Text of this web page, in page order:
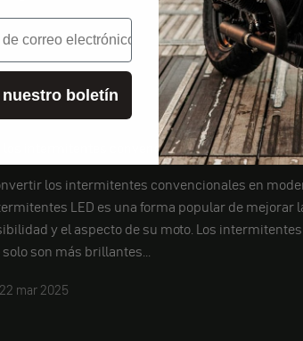
los intermitentes convencionales a los
los intermitentes convencionales en
LED es una forma popular de mejorar
y el aspecto de su moto. Los intermitentes
solo son más brillantes...
22 mar 2025
boletín